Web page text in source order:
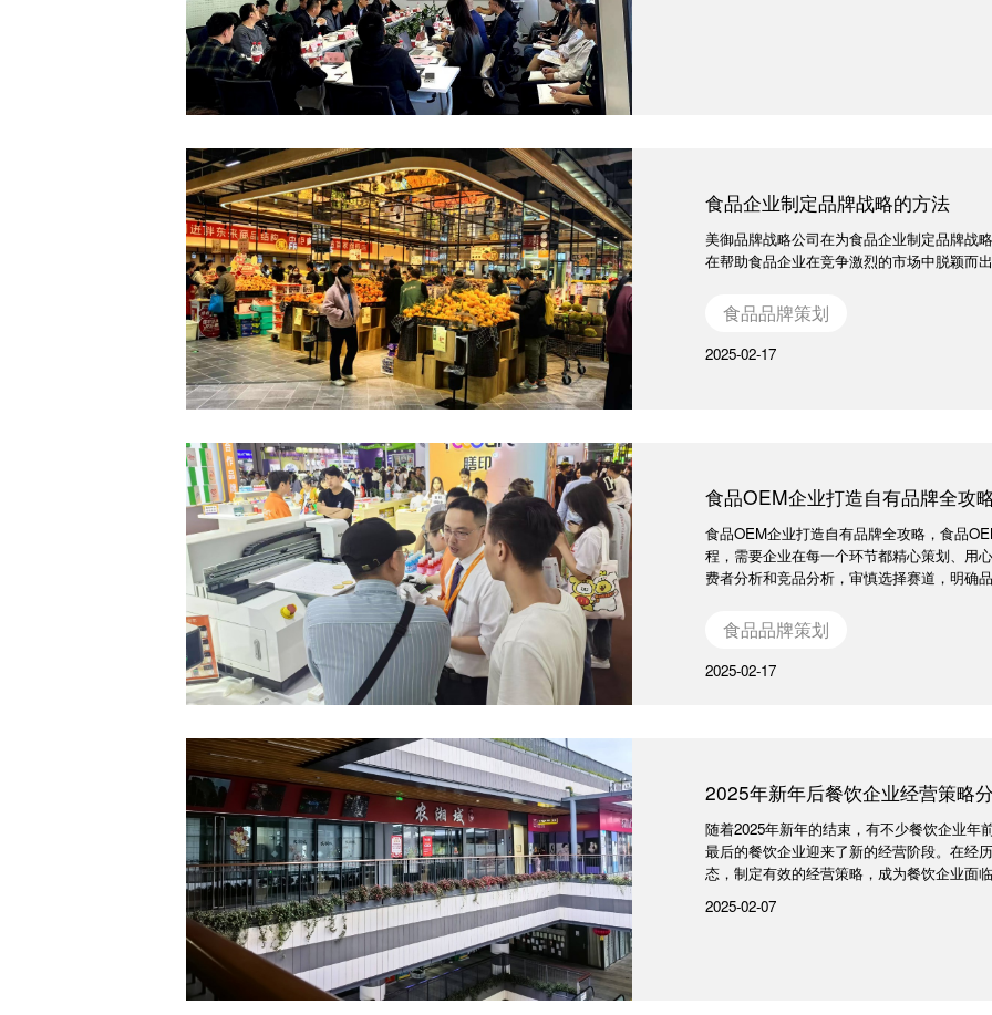
食品企业制定品牌战略的方法
美御品牌战略公司在为食品企业制定品牌战
在帮助食品企业在竞争激烈的市场中脱颖而
食品品牌策划
2025-02-17
食品OEM企业打造自有品牌全攻
食品OEM企业打造自有品牌全攻略，食品
程，需要企业在每一个环节都精心策划、用
费者分析和竞品分析，审慎选择赛道，明确
食品品牌策划
2025-02-17
2025年新年后餐饮企业经营策略
随着2025年新年的结束，有不少餐饮企业年
最后的餐饮企业迎来了新的经营阶段。在经
态，制定有效的经营策略，成为餐饮企业面
2025-02-07